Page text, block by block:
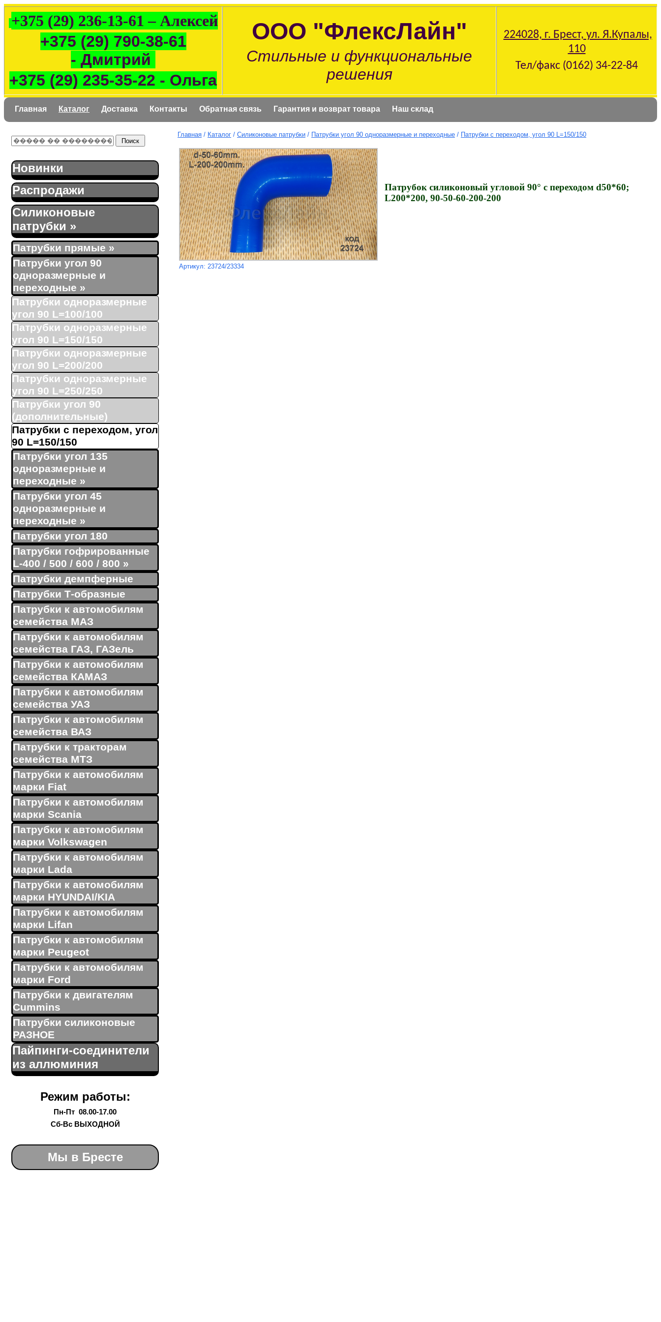
+375 (29) 236-13-61 – Алексей
+375 (29) 790-38-61
- Дмитрий
+375 (29) 235-35-22 - Ольга
ООО "ФлексЛайн"
Стильные и функциональные
решения
224028, г. Брест, ул. Я.Купалы,
110
Тел/факс (0162) 34-22-84
Главная Каталог Доставка Контакты Обратная связь Гарантия и возврат товара Наш склад
Новинки
Распродажи
Силиконовые
патрубки »
Патрубки прямые »
Патрубки угол 90
одноразмерные и
переходные »
Патрубки одноразмерные
угол 90 L=100/100
Патрубки одноразмерные
угол 90 L=150/150
Патрубки одноразмерные
угол 90 L=200/200
Патрубки одноразмерные
угол 90 L=250/250
Патрубки угол 90
(дополнительные)
Патрубки с переходом, угол
90 L=150/150
Патрубки угол 135
одноразмерные и
переходные »
Патрубки угол 45
одноразмерные и
переходные »
Патрубки угол 180
Патрубки гофрированные
L-400 / 500 / 600 / 800 »
Патрубки демпферные
Патрубки Т-образные
Патрубки к автомобилям
семейства МАЗ
Патрубки к автомобилям
семейства ГАЗ, ГАЗель
Патрубки к автомобилям
семейства КАМАЗ
Патрубки к автомобилям
семейства УАЗ
Патрубки к автомобилям
семейства ВАЗ
Патрубки к тракторам
семейства МТЗ
Патрубки к автомобилям
марки Fiat
Патрубки к автомобилям
марки Scania
Патрубки к автомобилям
марки Volkswagen
Патрубки к автомобилям
марки Lada
Патрубки к автомобилям
марки HYUNDAI/KIA
Патрубки к автомобилям
марки Lifan
Патрубки к автомобилям
марки Peugeot
Патрубки к автомобилям
марки Ford
Патрубки к двигателям
Cummins
Патрубки силиконовые
РАЗНОЕ
Пайпинги-соединители
из аллюминия
Режим работы:
Пн-Пт 08.00-17.00
Сб-Вс ВЫХОДНОЙ
Мы в Бресте
Главная / Каталог / Силиконовые патрубки / Патрубки угол 90 одноразмерные и переходные / Патрубки с переходом, угол 90 L=150/150
Патрубок силиконовый угловой 90° с переходом d50*60;
L200*200, 90-50-60-200-200
Артикул: 23724/23334